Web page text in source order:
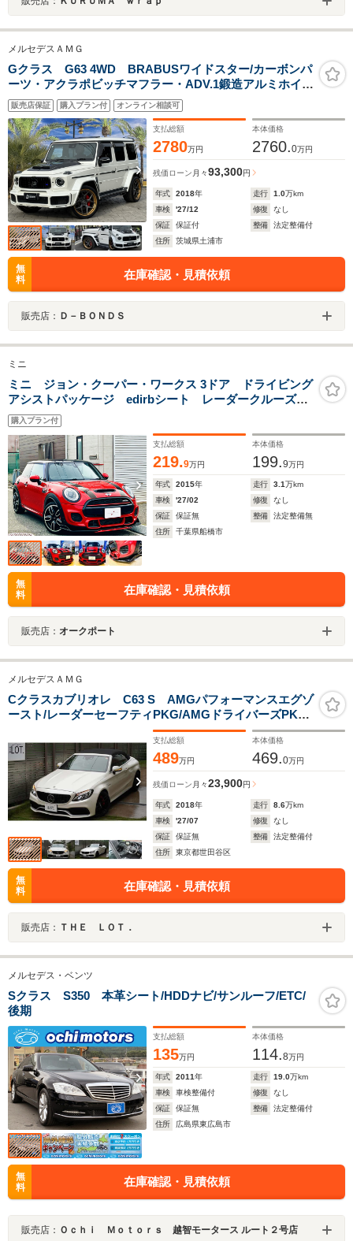
メルセデスＡＭＧ
Gクラス G63 4WD BRABUSワイドスター/カーボンパ
ーツ・アクラポビッチマフラー・ADV.1鍛造アルミホイー
ル・電動ステップ・AMGレザーエクスクルーシブパッケ
ージ・オプションボディ色Designoダイヤモンドホワイト
販売店保証 購入プラン付 オンライン相談可
支払総額
2780万円
本体価格
2760.0万円
残価ローン 月々93,300円
年式 2018年 走行 1.0万km
車検
'27/12 修復
なし
保証
保証付 整備
法定整備付
住所
茨城県土浦市
無
料
在庫確認・見積依頼
販売店： Ｄ－ＢＯＮＤＳ
ミニ
ミニ ジョン・クーパー・ワークス 3ドア ドライビング
アシストパッケージ edirbシート レーダークルーズ
新品Fスポイラー ブラックトリムカスタム ETC パド
ルシフト ドライビングモード BMW ジョンクーパー
ワークス
購入プラン付
支払総額
219.9万円
本体価格
199.9万円
年式 2015年 走行 3.1万km
車検
'27/02 修復
なし
保証
保証無 整備
法定整備無
住所
千葉県船橋市
無
料
在庫確認・見積依頼
販売店： オークポート
メルセデスＡＭＧ
Cクラスカブリオレ C63 S AMGパフォーマンスエグゾ
ースト/レーダーセーフティPKG/AMGドライバーズPKG/
エアスカーフ/アッシュウッド/IWC/ダイヤモンドホワイ
ト/AMG強化ブレーキ/AMGパフォーマンスステアリング/
ブルメスター
支払総額
489万円
本体価格
469.0万円
残価ローン 月々23,900円
年式 2018年 走行 8.6万km
車検
'27/07 修復
なし
保証
保証無 整備
法定整備付
住所
東京都世田谷区
無
料
在庫確認・見積依頼
販売店： ＴＨＥ ＬＯＴ．
メルセデス・ベンツ
Sクラス S350 本革シート/HDDナビ/サンルーフ/ETC/
後期
支払総額
135万円
本体価格
114.8万円
年式 2011年 走行 19.0万km
車検
車検整備付 修復
なし
保証
保証無 整備
法定整備付
住所
広島県東広島市
無
料
在庫確認・見積依頼
販売店： Ｏｃｈｉ Ｍｏｔｏｒｓ 越智モータース ルート２号店